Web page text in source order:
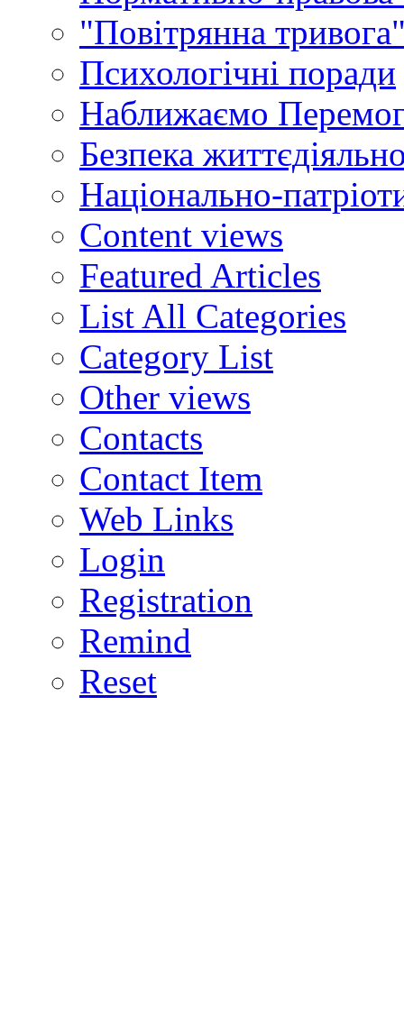
"Повітрянна
Психологічні поради
Наближаємо
Безпека
Національно-
Content views
Featured Articles
List All Categories
Category List
Other views
Contacts
Contact Item
Web Links
Login
Registration
Remind
Reset